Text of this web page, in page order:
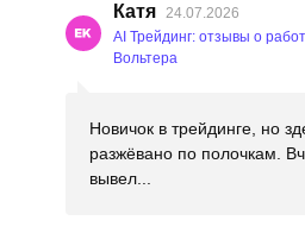
Катя 24.07.2026
AI Трейдинг: отзывы о
Вольтера
Новичок в трейдинге, но
разжёвано по полочкам.
вывел...